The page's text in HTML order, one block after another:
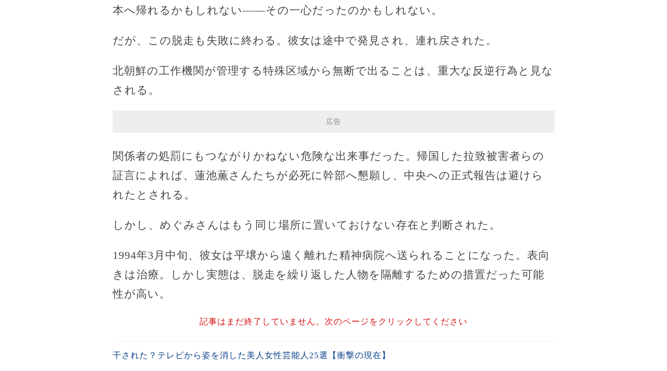
本へ帰れるかもしれない――その一心だったのかもしれない。
だが、この脱走も失敗に終わる。彼女は途中で発見され、連れ戻された。
北朝鮮の工作機関が管理する特殊区域から無断で出ることは、重大な反逆行為と見な
される。
広告
関係者の処罰にもつながりかねない危険な出来事だった。帰国した拉致被害者らの
証言によれば、蓮池薫さんたちが必死に幹部へ懇願し、中央への正式報告は避けら
れたとされる。
しかし、めぐみさんはもう同じ場所に置いておけない存在と判断された。
1994年3月中旬、彼女は平壌から遠く離れた精神病院へ送られることになった。表向
きは治療。しかし実態は、脱走を繰り返した人物を隔離するための措置だった可能
性が高い。
記事はまだ終了していません。次のページをクリックしてください
干された？テレビから姿を消した美人女性芸能人25選【衝撃の現在】